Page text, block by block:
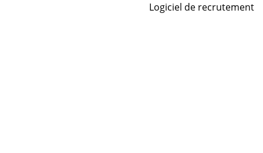
Logiciel de recrutement